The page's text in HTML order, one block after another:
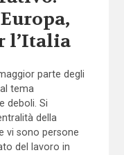
l’Italia
parte degli
tema
deboli. Si
della
vi sono persone
del lavoro in